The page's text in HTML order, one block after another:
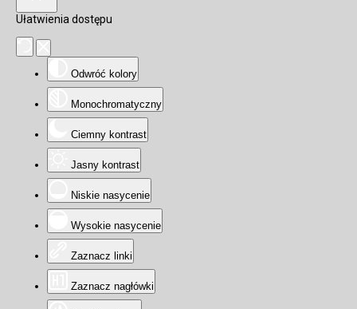
Ułatwienia dostępu
Odwróć kolory
Monochromatyczny
Ciemny kontrast
Jasny kontrast
Niskie nasycenie
Wysokie nasycenie
Zaznacz linki
Zaznacz nagłówki